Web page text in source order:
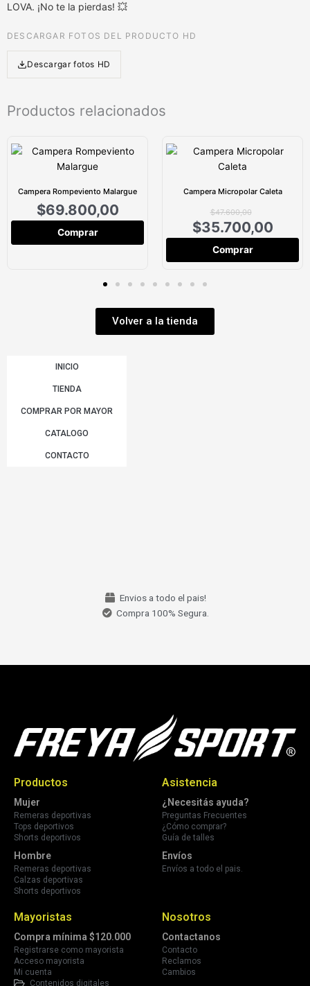
LOVA. ¡No te la pierdas! 💥
DESCARGAR FOTOS DEL PRODUCTO HD
Descargar fotos HD
Productos relacionados
Campera Rompeviento Malargue
$69.800,00
Comprar
Campera Micropolar Caleta
$47.600,00
$35.700,00
Comprar
Volver a la tienda
INICIO
TIENDA
COMPRAR POR MAYOR
CATALOGO
CONTACTO
Envios a todo el pais!
Compra 100% Segura.
Productos
Mujer
Remeras deportivas
Tops deportivos
Shorts deportivos
Hombre
Remeras deportivas
Calzas deportivas
Shorts deportivos
Asistencia
¿Necesitás ayuda?
Preguntas Frecuentes
¿Cómo comprar?
Guía de talles
Envíos
Envíos a todo el pais.
Mayoristas
Compra mínima $120.000
Registrarse como mayorista
Acceso mayorista
Mi cuenta
Contenidos digitales
Nosotros
Contactanos
Contacto
Reclamos
Cambios